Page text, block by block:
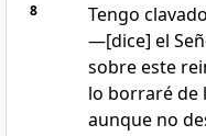
8
Tengo
—[dice] el
sobre este
lo borraré de
aunque no